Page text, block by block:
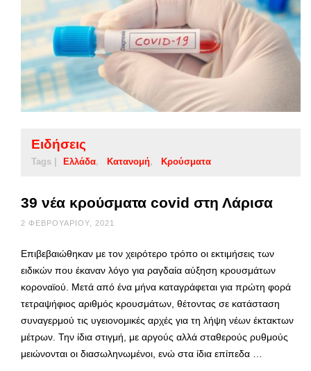
Ειδήσεις
Tags | Ελλάδα Κατανομή Κρούσματα
39 νέα κρούσματα covid στη Λάρισα
2 ΦΕΒΡΟΥΑΡΊΟΥ, 2021
Επιβεβαιώθηκαν με τον χειρότερο τρόπο οι εκτιμήσεις των
ειδικών που έκαναν λόγο για ραγδαία αύξηση κρουσμάτων
κοροναϊού. Μετά από ένα μήνα καταγράφεται για πρώτη φορά
τετραψήφιος αριθμός κρουσμάτων, θέτοντας σε κατάσταση
συναγερμού τις υγειονομικές αρχές για τη λήψη νέων έκτακτων
μέτρων. Την ίδια στιγμή, με αργούς αλλά σταθερούς ρυθμούς
μειώνονται οι διασωληνωμένοι, ενώ στα ίδια επίπεδα …